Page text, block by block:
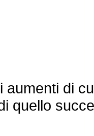
di
quello